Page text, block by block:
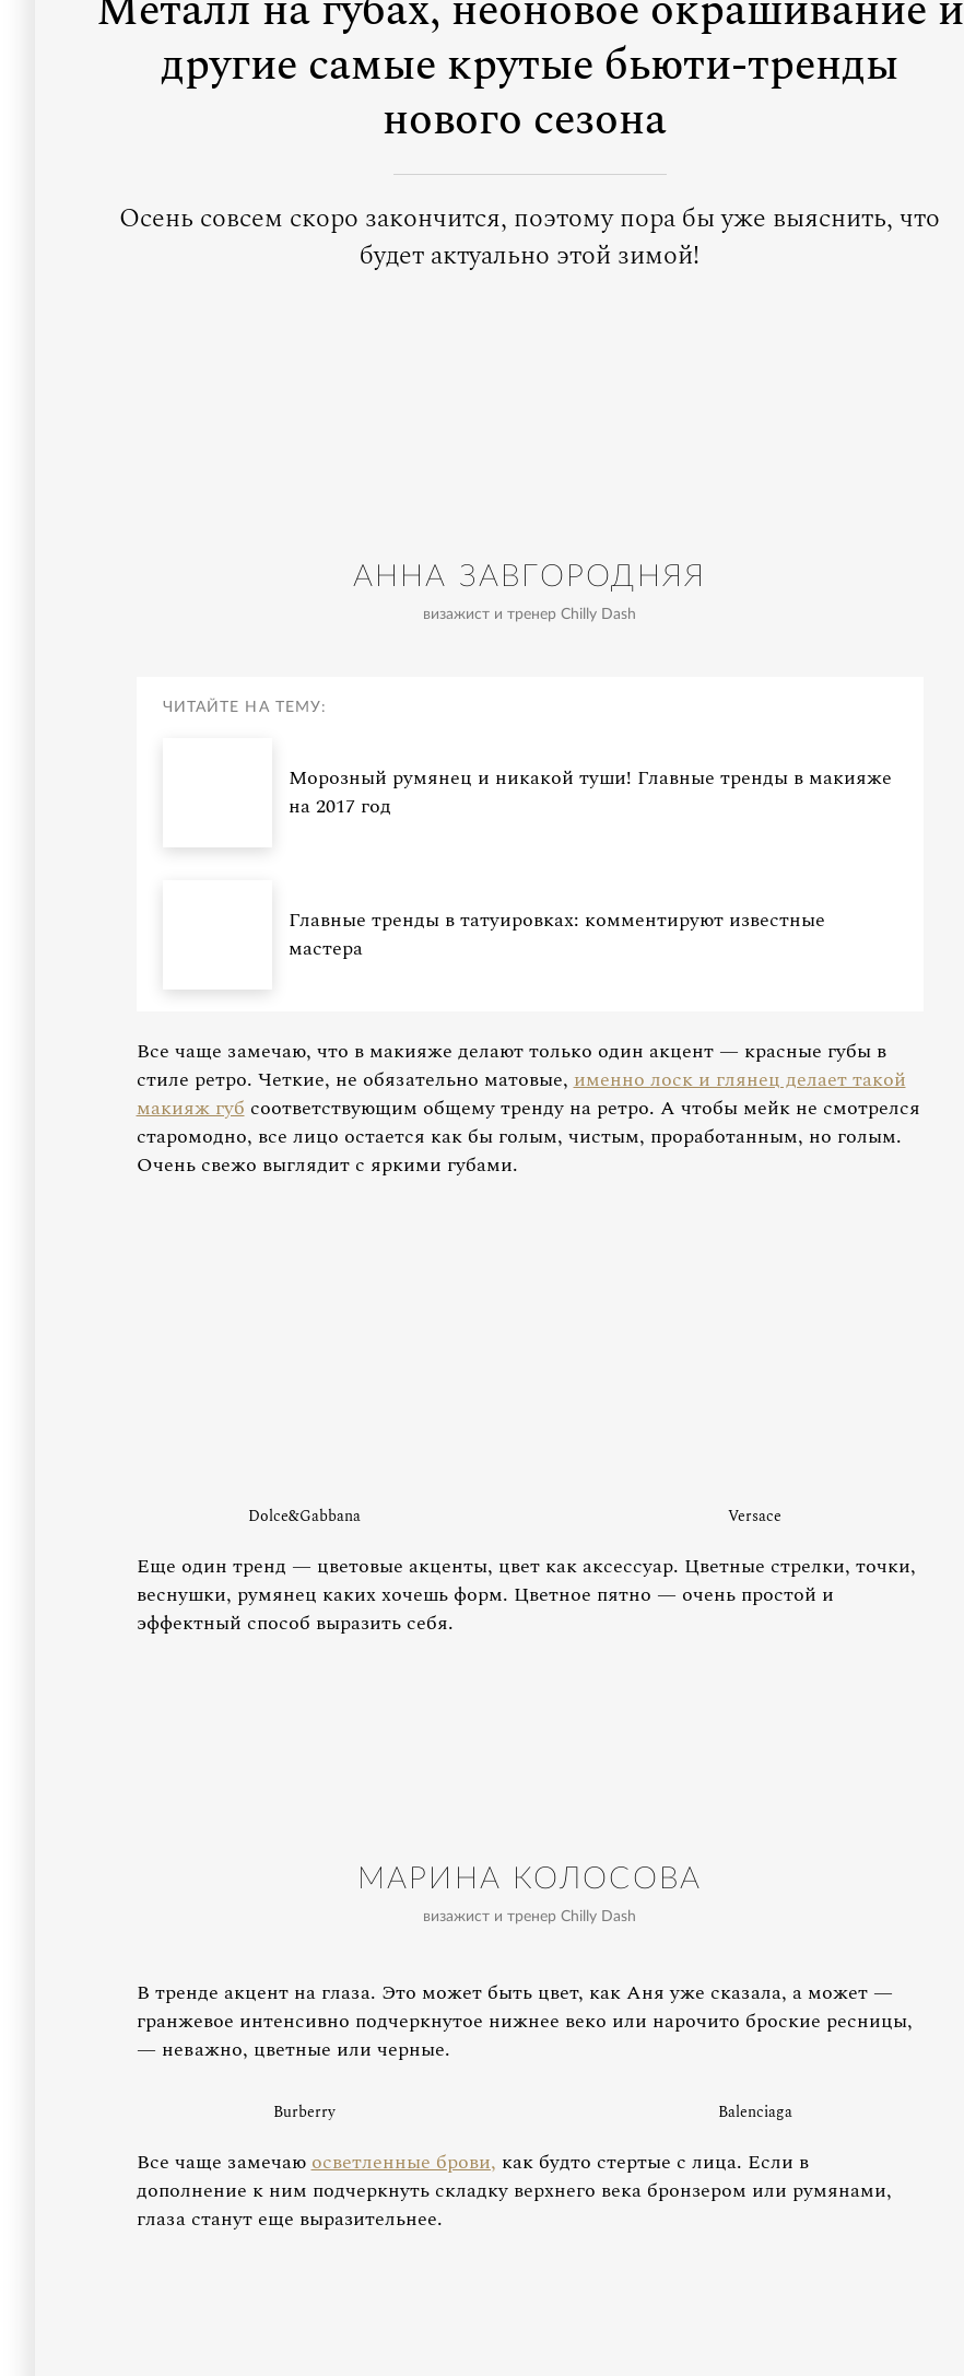
другие самые крутые бьюти-тренды
нового сезона
Осень совсем скоро закончится, поэтому пора бы уже выяснить, что
будет актуально этой зимой!
АННА ЗАВГОРОДНЯЯ
визажист и тренер Chilly Dash
ЧИТАЙТЕ НА ТЕМУ:
Морозный румянец и никакой туши! Главные тренды в макияже
на 2017 год
Главные тренды в татуировках: комментируют известные
мастера
Все чаще замечаю, что в макияже делают только один акцент — красные губы в
стиле ретро. Четкие, не обязательно матовые,именно лоск и глянец делает такой
макияж губсоответствующим общему тренду на ретро. А чтобы мейк не смотрелся
старомодно, все лицо остается как бы голым, чистым, проработанным, но голым.
Очень свежо выглядит с яркими губами.
Dolce&Gabbana Versace
Еще один тренд — цветовые акценты, цвет как аксессуар. Цветные стрелки, точки,
веснушки, румянец каких хочешь форм. Цветное пятно — очень простой и
эффектный способ выразить себя.
МАРИНА КОЛОСОВА
визажист и тренер Chilly Dash
В тренде акцент на глаза. Это может быть цвет, как Аня уже сказала, а может —
гранжевое интенсивно подчеркнутое нижнее веко или нарочито броские ресницы,
— неважно, цветные или черные.
Burberry Balenciaga
Все чаще замечаюосветленные брови, как будто стертые с лица. Если в
дополнение к ним подчеркнуть складку верхнего века бронзером или румянами,
глаза станут еще выразительнее.